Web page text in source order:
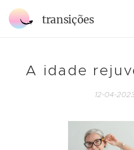
transições
A idade
12-04-